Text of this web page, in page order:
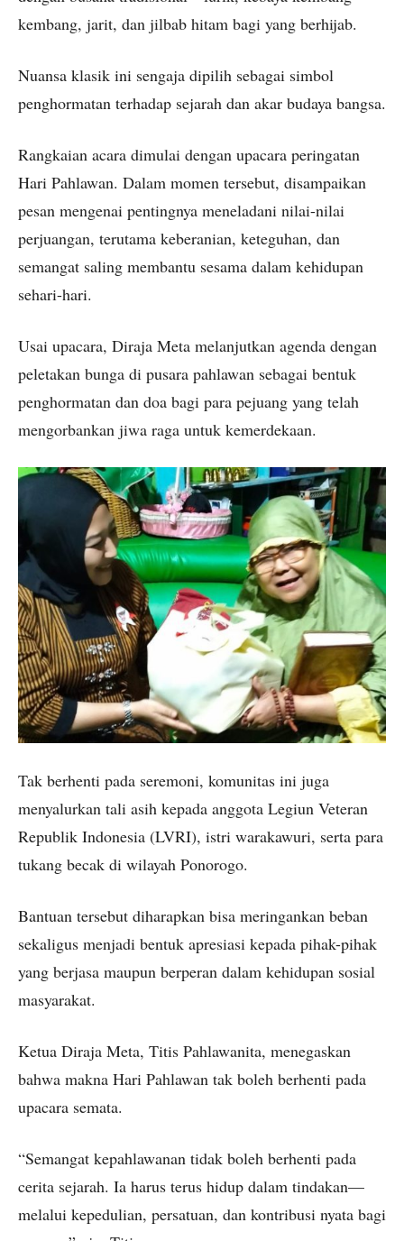
kembang, jarit, dan jilbab hitam bagi yang berhijab.
Nuansa klasik ini sengaja dipilih sebagai simbol
penghormatan terhadap sejarah dan akar budaya bangsa.
Rangkaian acara dimulai dengan upacara peringatan
Hari Pahlawan. Dalam momen tersebut, disampaikan
pesan mengenai pentingnya meneladani nilai-nilai
perjuangan, terutama keberanian, keteguhan, dan
semangat saling membantu sesama dalam kehidupan
sehari-hari.
Usai upacara, Diraja Meta melanjutkan agenda dengan
peletakan bunga di pusara pahlawan sebagai bentuk
penghormatan dan doa bagi para pejuang yang telah
mengorbankan jiwa raga untuk kemerdekaan.
Tak berhenti pada seremoni, komunitas ini juga
menyalurkan tali asih kepada anggota Legiun Veteran
Republik Indonesia (LVRI), istri warakawuri, serta para
tukang becak di wilayah Ponorogo.
Bantuan tersebut diharapkan bisa meringankan beban
sekaligus menjadi bentuk apresiasi kepada pihak-pihak
yang berjasa maupun berperan dalam kehidupan sosial
masyarakat.
Ketua Diraja Meta, Titis Pahlawanita, menegaskan
bahwa makna Hari Pahlawan tak boleh berhenti pada
upacara semata.
“Semangat kepahlawanan tidak boleh berhenti pada
cerita sejarah. Ia harus terus hidup dalam tindakan—
melalui kepedulian, persatuan, dan kontribusi nyata bagi